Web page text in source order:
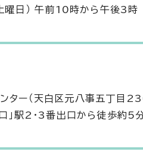
日） 午前10時から午後3時
ター（天白区元八事五丁目
」駅2・3番出口から徒歩約5分